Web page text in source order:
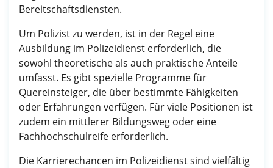
Bereitschaftsdiensten.
Um Polizist zu werden, ist in der Regel eine
Ausbildung im Polizeidienst erforderlich, die
sowohl theoretische als auch praktische Anteile
umfasst. Es gibt spezielle Programme für
Quereinsteiger, die über bestimmte Fähigkeiten
oder Erfahrungen verfügen. Für viele Positionen ist
zudem ein mittlerer Bildungsweg oder eine
Fachhochschulreife erforderlich.
Die Karrierechancen im Polizeidienst sind vielfältig